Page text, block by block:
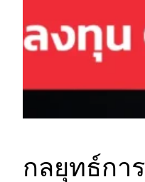
กลยุทธ์กา